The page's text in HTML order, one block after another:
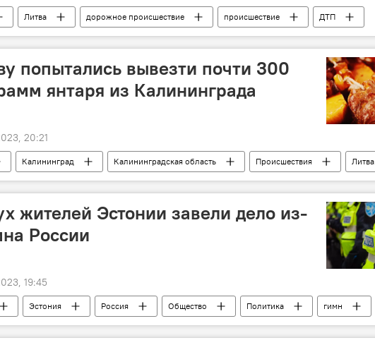
Литва дорожное происшествие происшествие
ДТП
Общество машина автомобиль пьяный водитель
попытались вывезти почти 300
янтаря из Калининграда
20:21
Калининград Калининградская область Происшествия
Литва
янтарь
жителей Эстонии завели дело из-
России
19:45
Эстония Россия Общество Политика
гимн
дискриминация русских дискриминация Полиция Эстонии